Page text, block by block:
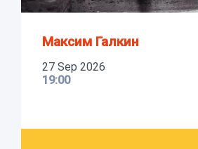
Максим Галкин
27 Sep 2026
19:00